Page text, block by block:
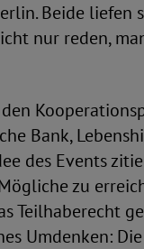
Beide liefen
nur reden,
Bank,
des Events
zu
Teilhaberecht
Umdenken: